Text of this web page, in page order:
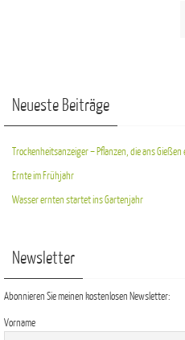
Neueste Beiträge
Trockenheitsanzeiger – Pflanzen, die ans Gießen
Ernte im Frühjahr
Wasser ernten startet ins Gartenjahr
Newsletter
Abonnieren Sie meinen kostenlosen Newsletter:
Vorname